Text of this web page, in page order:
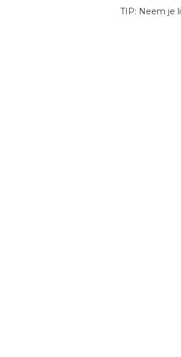
TIP: Neem je